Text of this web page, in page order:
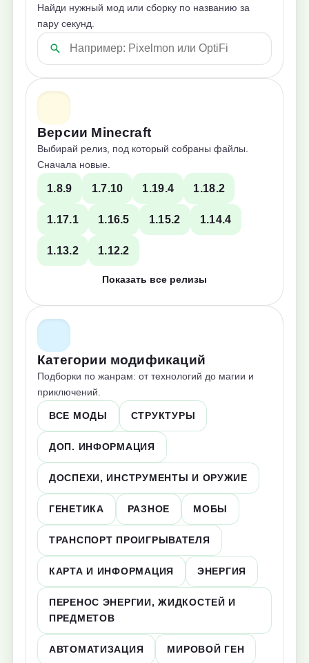
Найди нужный мод или сборку по названию за
пару секунд.
Версии Minecraft
Выбирай релиз, под который собраны файлы.
Сначала новые.
1.8.9 1.7.10 1.19.4 1.18.2
1.17.1 1.16.5 1.15.2 1.14.4
1.13.2 1.12.2
Показать все релизы
Категории модификаций
Подборки по жанрам: от технологий до магии и
приключений.
ВСЕ МОДЫ СТРУКТУРЫ
ДОП. ИНФОРМАЦИЯ
ДОСПЕХИ, ИНСТРУМЕНТЫ И ОРУЖИЕ
ГЕНЕТИКА РАЗНОЕ МОБЫ
ТРАНСПОРТ ПРОИГРЫВАТЕЛЯ
КАРТА И ИНФОРМАЦИЯ ЭНЕРГИЯ
ПЕРЕНОС ЭНЕРГИИ, ЖИДКОСТЕЙ И
ПРЕДМЕТОВ
АВТОМАТИЗАЦИЯ МИРОВОЙ ГЕН